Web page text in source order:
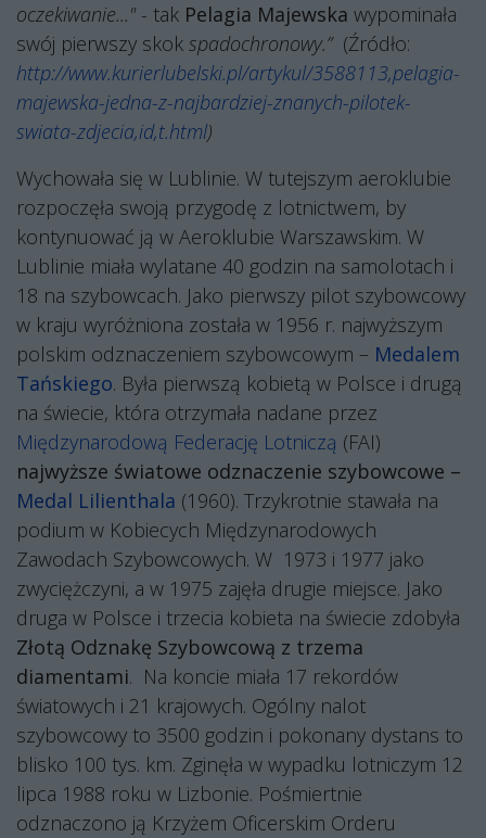
oczekiwanie..." - tak Pelagia Majewska wypominała
swój pierwszy skok spadochronowy.” (Źródło:
http://www.kurierlubelski.pl/artykul/3588113,pelagia-
majewska-jedna-z-najbardziej-znanych-pilotek-
swiata-zdjecia,id,t.html)
Wychowała się w Lublinie. W tutejszym aeroklubie
rozpoczęła swoją przygodę z lotnictwem, by
kontynuować ją w Aeroklubie Warszawskim. W
Lublinie miała wylatane 40 godzin na samolotach i
18 na szybowcach. Jako pierwszy pilot szybowcowy
w kraju wyróżniona została w 1956 r. najwyższym
polskim odznaczeniem szybowcowym – Medalem
Tańskiego. Była pierwszą kobietą w Polsce i drugą
na świecie, która otrzymała nadane przez
Międzynarodową Federację Lotniczą (FAI)
najwyższe światowe odznaczenie szybowcowe –
Medal Lilienthala (1960). Trzykrotnie stawała na
podium w Kobiecych Międzynarodowych
Zawodach Szybowcowych. W 1973 i 1977 jako
zwyciężczyni, a w 1975 zajęła drugie miejsce. Jako
druga w Polsce i trzecia kobieta na świecie zdobyła
Złotą Odznakę Szybowcową z trzema
diamentami. Na koncie miała 17 rekordów
światowych i 21 krajowych. Ogólny nalot
szybowcowy to 3500 godzin i pokonany dystans to
blisko 100 tys. km. Zginęła w wypadku lotniczym 12
lipca 1988 roku w Lizbonie. Pośmiertnie
odznaczono ją Krzyżem Oficerskim Orderu